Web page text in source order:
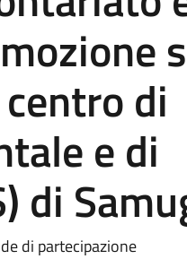
di
e di
di
di partecipazione